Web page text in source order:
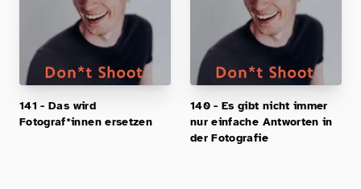
141 - Das wird
Fotograf*innen ersetzen
140 - Es gibt nicht immer
nur einfache Antworten in
der Fotografie